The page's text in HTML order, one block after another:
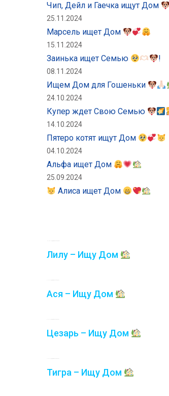
Чип, Дейл и Гаечка ищут Дом
25.11.2024
Марсель ищет Дом
15.11.2024
Заинька ищет Семью !
08.11.2024
Ищем Дом для Гошеньки
24.10.2024
Купер ждет Свою Семью
14.10.2024
Пятеро котят ищут Дом
04.10.2024
Альфа ищет Дом
25.09.2024
Алиса ищет Дом
Лилу – Ищу Дом
Ася – Ищу Дом
Цезарь – Ищу Дом
Тигра – Ищу Дом